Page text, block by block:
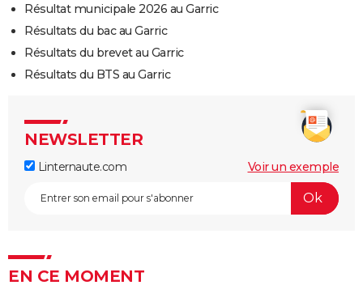
Résultat municipale 2026 au Garric
Résultats du bac au Garric
Résultats du brevet au Garric
Résultats du BTS au Garric
NEWSLETTER
Linternaute.com Voir un exemple
EN CE MOMENT